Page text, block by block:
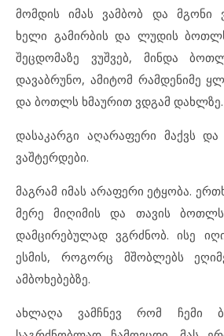
მომდის იმას ვამბობ და მგონი
ხელი გამირბის და ლუდის
შეცდომაზე ვუშვებ, მინდა
დავაბრუნო, ამიტომ რამდენიმე
და ბოთლს ხმაურით ვდგამ დახლზე.
დასაკარგი აღარაფერი მაქვს და
ვაშტერდები.
მაგრამ იმას არაფერი ეტყობა.
მერე მიღიმის და თავის ბოთლს
დამცირებულად ვგრძნობ. ისე
ესმის, როგორც მშობლებს
ამბოხებებზე.
ახლაღა ვამჩნევ რომ ჩემი